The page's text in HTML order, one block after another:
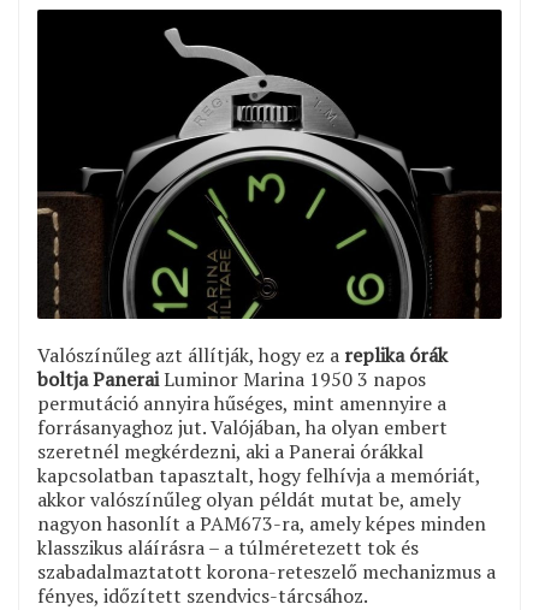
Valószínűleg azt állítják, hogy ez a replika órák
boltja PaneraiLuminor Marina 1950 3 napos
permutáció annyira hűséges, mint amennyire a
forrásanyaghoz jut. Valójában, ha olyan embert
szeretnél megkérdezni, aki a Panerai órákkal
kapcsolatban tapasztalt, hogy felhívja a memóriát,
akkor valószínűleg olyan példát mutat be, amely
nagyon hasonlít a PAM673-ra, amely képes minden
klasszikus aláírásra – a túlméretezett tok és
szabadalmaztatott korona-reteszelő mechanizmus a
fényes, időzített szendvics-tárcsához.